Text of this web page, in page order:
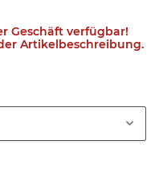
Geschäft verfügbar!
Artikelbeschreibung.